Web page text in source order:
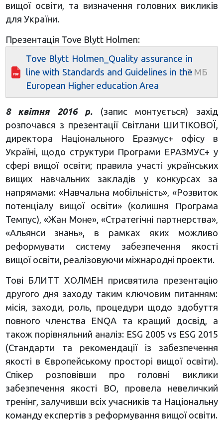
вищої освіти, та визначення головних викликів
для України.
Презентація Tove Blytt Holmen:
Tove Blytt Holmen_Quality assurance in
line with Standards and Guidelines in the
European Higher education Area
8 квітня 2016 р. (запис монтується) захід
розпочався з презентації Світлани ШИТІКОВОЇ,
директора Національного Еразмус+ офісу в
Україні, щодо структури Програми ЕРАЗМУС+ у
сфері вищої освіти; правила участі українських
вищих навчальних закладів у конкурсах за
напрямами: «Навчальна мобільність», «Розвиток
потенціалу вищої освіти» (колишня Програма
Темпус), «Жан Моне», «Стратегічні партнерства»,
«Альянси знань», в рамках яких можливо
реформувати систему забезпечення якості
вищої освіти, реалізовуючи міжнародні проекти.
Тові БЛИТТ ХОЛМЕН присвятила презентацію
другого дня заходу таким ключовим питанням:
місія, заходи, роль, процедури щодо здобуття
повного членства ENQA та кращий досвід, а
також порівняльний аналіз: ESG 2005 vs ESG 2015
(Стандарти та рекомендації із забезпечення
якості в Європейському просторі вищої освіти).
Спікер розповівши про головні виклики
забезпечення якості ВО, провела невеличкий
тренінг, залучивши всіх учасників та Національну
команду експертів з реформування вищої освіти.